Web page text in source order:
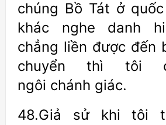
chúng Bồ Tát ở
khác nghe danh
chẳng liền được đến
chuyển thì tôi
ngôi chánh giác.
48.Giả sử khi tôi